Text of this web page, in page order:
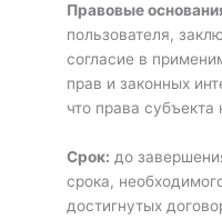
Правовые
пользователя,
согласие в
прав и законных
что права
Срок: до
срока,
достигнутых